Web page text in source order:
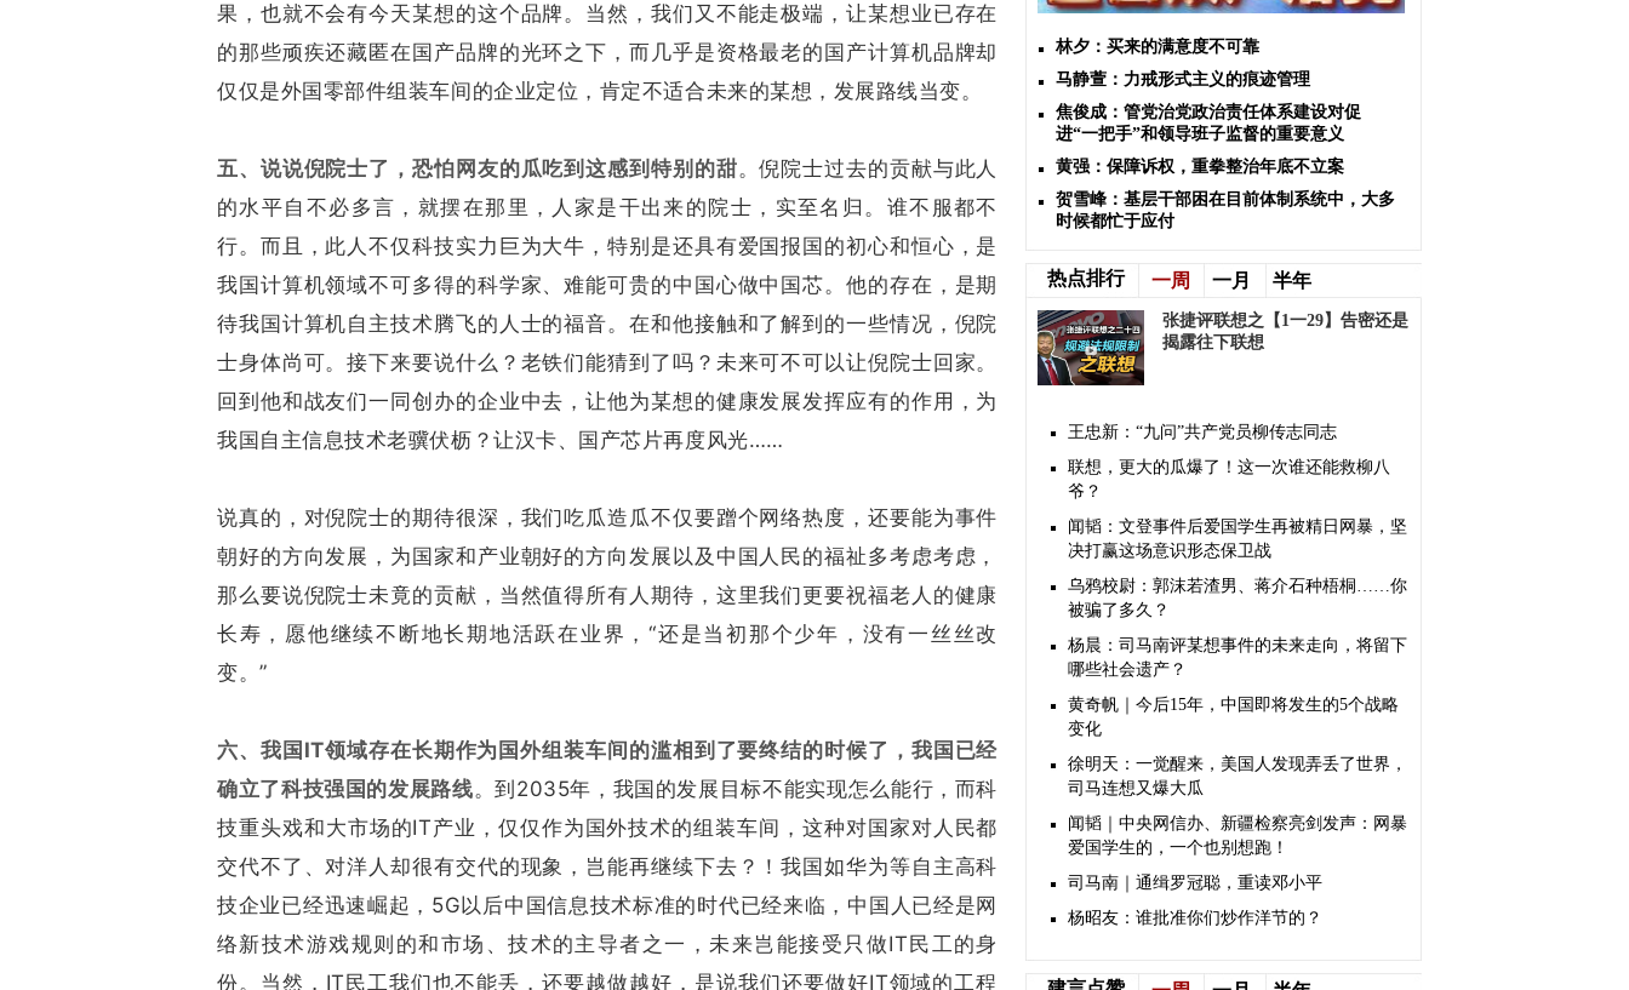
果，也就不会有今天某想的这个品牌。当然，我们又不能走极端，让某想业已存在
的那些顽疾还藏匿在国产品牌的光环之下，而几乎是资格最老的国产计算机品牌却
仅仅是外国零部件组装车间的企业定位，肯定不适合未来的某想，发展路线当变。
五、说说倪院士了，恐怕网友的瓜吃到这感到特别的甜。倪院士过去的贡献与此人
的水平自不必多言，就摆在那里，人家是干出来的院士，实至名归。谁不服都不
行。而且，此人不仅科技实力巨为大牛，特别是还具有爱国报国的初心和恒心，是
我国计算机领域不可多得的科学家、难能可贵的中国心做中国芯。他的存在，是期
待我国计算机自主技术腾飞的人士的福音。在和他接触和了解到的一些情况，倪院
士身体尚可。接下来要说什么？老铁们能猜到了吗？未来可不可以让倪院士回家。
回到他和战友们一同创办的企业中去，让他为某想的健康发展发挥应有的作用，为
我国自主信息技术老骥伏枥？让汉卡、国产芯片再度风光……
说真的，对倪院士的期待很深，我们吃瓜造瓜不仅要蹭个网络热度，还要能为事件
朝好的方向发展，为国家和产业朝好的方向发展以及中国人民的福祉多考虑考虑，
那么要说倪院士未竟的贡献，当然值得所有人期待，这里我们更要祝福老人的健康
长寿，愿他继续不断地长期地活跃在业界，“还是当初那个少年，没有一丝丝改
变。”
六、我国IT领域存在长期作为国外组装车间的滥相到了要终结的时候了，我国已经
确立了科技强国的发展路线。到2035年，我国的发展目标不能实现怎么能行，而科
技重头戏和大市场的IT产业，仅仅作为国外技术的组装车间，这种对国家对人民都
交代不了、对洋人却很有交代的现象，岂能再继续下去？！我国如华为等自主高科
技企业已经迅速崛起，5G以后中国信息技术标准的时代已经来临，中国人已经是网
络新技术游戏规则的和市场、技术的主导者之一，未来岂能接受只做IT民工的身
份。当然，IT民工我们也不能丢，还要越做越好，是说我们还要做好IT领域的工程
林夕：买来的满意度不可靠
马静萱：力戒形式主义的痕迹管理
焦俊成：管党治党政治责任体系建设对促
进“一把手”和领导班子监督的重要意义
黄强：保障诉权，重拳整治年底不立案
贺雪峰：基层干部困在目前体制系统中，大多
时候都忙于应付
热点排行 一周 一月 半年
张捷评联想之【1一29】告密还是
揭露往下联想
王忠新：“九问”共产党员柳传志同志
联想，更大的瓜爆了！这一次谁还能救柳八
爷？
闻韬：文登事件后爱国学生再被精日网暴，坚
决打赢这场意识形态保卫战
乌鸦校尉：郭沫若渣男、蒋介石种梧桐……你
被骗了多久？
杨晨：司马南评某想事件的未来走向，将留下
哪些社会遗产？
黄奇帆｜今后15年，中国即将发生的5个战略
变化
徐明天：一觉醒来，美国人发现弄丢了世界，
司马连想又爆大瓜
闻韬｜中央网信办、新疆检察亮剑发声：网暴
爱国学生的，一个也别想跑！
司马南｜通缉罗冠聪，重读邓小平
杨昭友：谁批准你们炒作洋节的？